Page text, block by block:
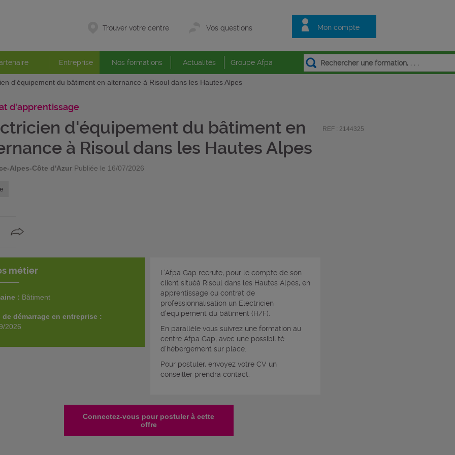
Mon compte
Trouver votre centre Vos questions
Entreprise Nos formations Actualités Groupe Afpa
d'équipement du bâtiment en alternance à Risoul dans les Hautes Alpes
d'apprentissage
d'équipement du bâtiment en
à Risoul dans les Hautes Alpes
Alpes-Côte d'Azur Publiée le 16/07/2026
métier
: Bâtiment
de démarrage en entreprise :
2026
L’Afpa Gap recrute, pour le compte de son
client situéà Risoul dans les Hautes Alpes, en
apprentissage ou contrat de
professionnalisation un Electricien
d'équipement du bâtiment (H/F).
En parallèle vous suivrez une formation au
centre Afpa Gap, avec une possibilité
d’hébergement sur place.
Pour postuler, envoyez votre CV un
conseiller prendra contact.
Connectez-vous pour postuler à cette
offre
REF : 2144325